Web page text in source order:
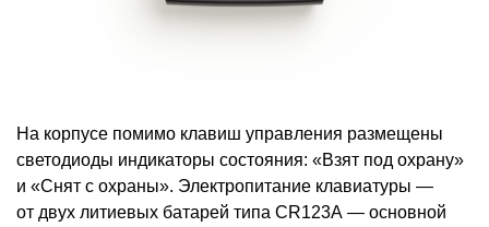
На корпусе помимо клавиш управления размещены
светодиоды индикаторы состояния: «Взят под охрану»
и «Снят с охраны». Электропитание клавиатуры —
от двух литиевых батарей типа CR123A — основной